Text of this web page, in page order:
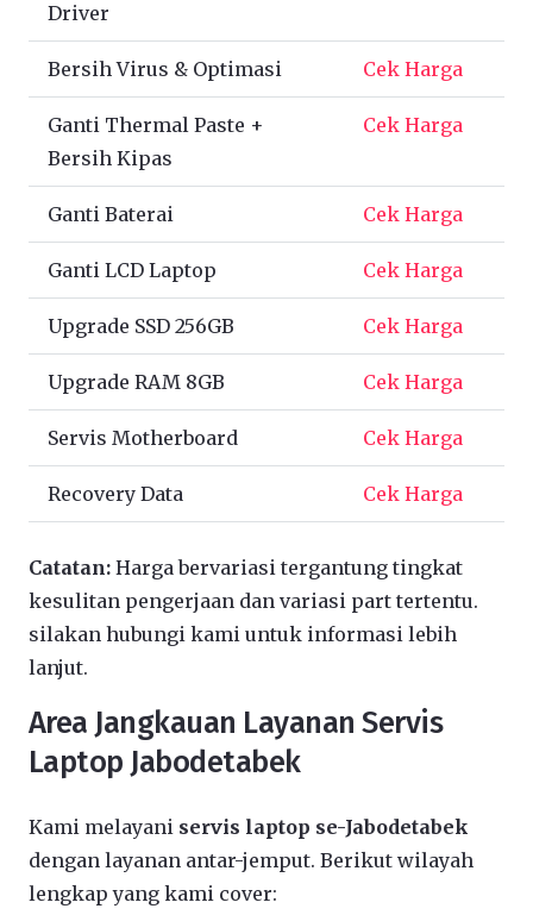
Driver
Bersih Virus & Optimasi Cek Harga
Ganti Thermal Paste +
Bersih Kipas
Cek Harga
Ganti Baterai Cek Harga
Ganti LCD Laptop Cek Harga
Upgrade SSD 256GB Cek Harga
Upgrade RAM 8GB Cek Harga
Servis Motherboard Cek Harga
Recovery Data Cek Harga
Catatan: Harga bervariasi tergantung tingkat
kesulitan pengerjaan dan variasi part tertentu.
silakan hubungi kami untuk informasi lebih
lanjut.
Area Jangkauan Layanan Servis
Laptop Jabodetabek
Kami melayani servis laptop se-Jabodetabek
dengan layanan antar-jemput. Berikut wilayah
lengkap yang kami cover: